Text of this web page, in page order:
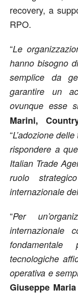
recovery, a
RPO.
“Le
hanno bisogno
semplice da
garantire un
ovunque esse
Marini,
“L’adozione
rispondere a
Italian Trade
ruolo
internazionale
“Per
internazionale
tecnologiche
operativa e
Giuseppe